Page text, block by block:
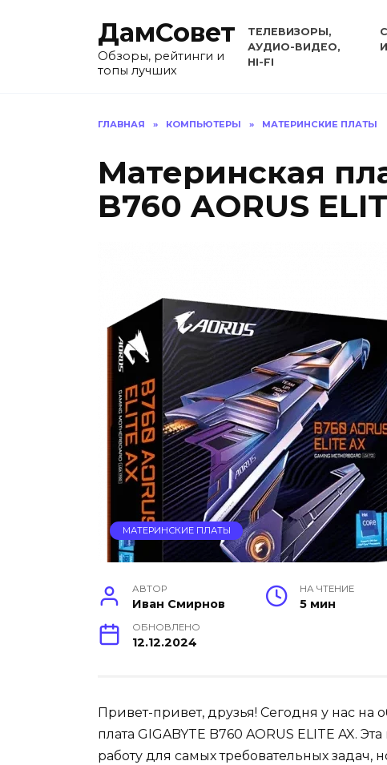
ДамСовет
Обзоры, рейтинги и
топы лучших
ТЕЛЕВИЗОРЫ,
АУДИО-ВИДЕО,
HI-FI
ГЛАВНАЯ » КОМПЬЮТЕРЫ » МАТЕРИНСКИЕ ПЛАТЫ
Материнская
B760 AORUS
МАТЕРИНСКИЕ ПЛАТЫ
АВТОР
Иван Смирнов
НА ЧТЕНИЕ
5 мин
ОБНОВЛЕНО
12.12.2024
Привет-привет, друзья! Сегодня у нас
плата GIGABYTE B760 AORUS ELITE AX.
работу для самых требовательных